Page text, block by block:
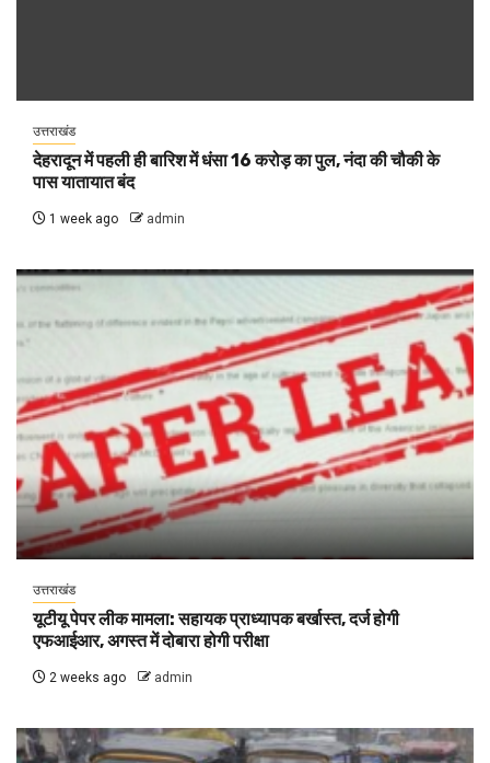
उत्तराखंड
देहरादून में पहली ही बारिश में धंसा 16 करोड़ का पुल, नंदा की चौकी के
पास यातायात बंद
1 week ago admin
उत्तराखंड
यूटीयू पेपर लीक मामला: सहायक प्राध्यापक बर्खास्त, दर्ज होगी
एफआईआर, अगस्त में दोबारा होगी परीक्षा
2 weeks ago admin